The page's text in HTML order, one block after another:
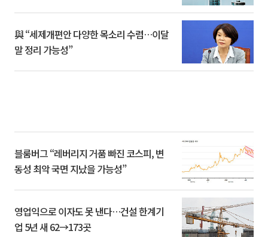
與 “세제개편안 다양한 목소리 수렴…이달
말 정리 가능성”
블룸버그 “레버리지 거품 빠진 코스피, 변
동성 최악 국면 지났을 가능성”
영업익으로 이자도 못 낸다…건설 한계기
업 5년 새 62→173곳